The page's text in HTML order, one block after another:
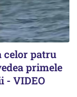
celor patru
primele
- VIDEO